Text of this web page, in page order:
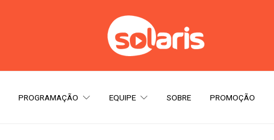
PROGRAMAÇÃO EQUIPE SOBRE PROMOÇÃO